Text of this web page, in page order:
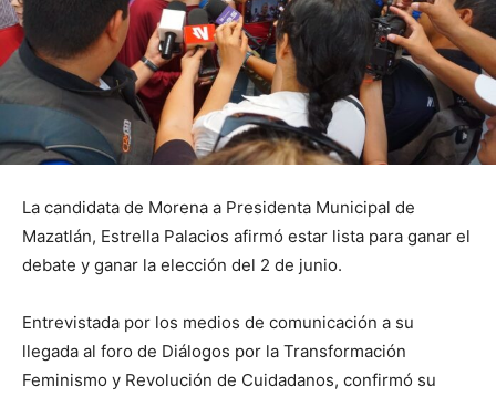
La candidata de Morena a Presidenta Municipal de
Mazatlán, Estrella Palacios afirmó estar lista para ganar el
debate y ganar la elección del 2 de junio.
Entrevistada por los medios de comunicación a su
llegada al foro de Diálogos por la Transformación
Feminismo y Revolución de Cuidadanos, confirmó su